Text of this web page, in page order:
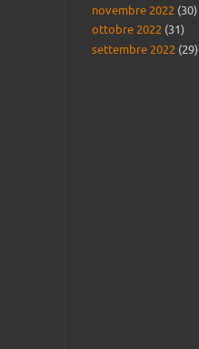
novembre 2022 (30)
ottobre 2022 (31)
settembre 2022 (29)